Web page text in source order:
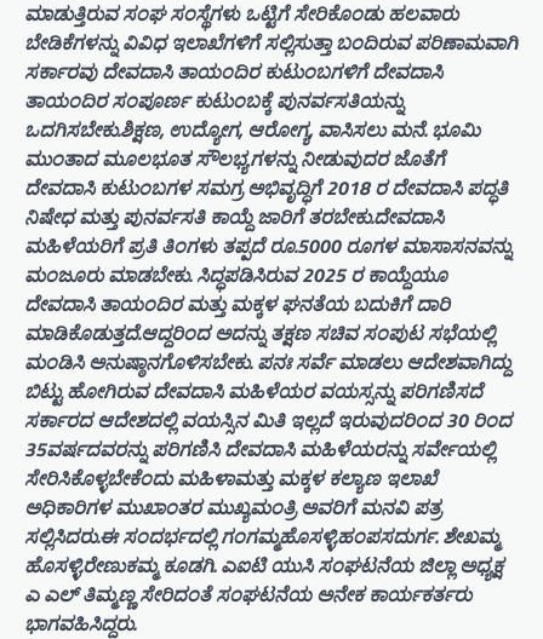
ಮಾಡುತ್ತಿರುವ ಸಂಘ ಸಂಸ್ಥೆಗಳು ಒಟ್ಟಿಗೆ ಸೇರಿಕೊಂಡು ಹಲವಾರು
ಬೇಡಿಕೆಗಳನ್ನು ವಿವಿಧ ಇಲಾಖೆಗಳಿಗೆ ಸಲ್ಲಿಸುತ್ತಾ ಬಂದಿರುವ ಪರಿಣಾಮವಾಗಿ
ಸರ್ಕಾರವು ದೇವದಾಸಿ ತಾಯಂದಿರ ಕುಟುಂಬಗಳಿಗೆ ದೇವದಾಸಿ
ತಾಯಂದಿರ ಸಂಪೂರ್ಣ ಕುಟುಂಬಕ್ಕೆ ಪುನರ್ವಸತಿಯನ್ನು
ಒದಗಿಸಬೇಕು.ಶಿಕ್ಷಣ, ಉದ್ಯೋಗ, ಆರೋಗ್ಯ, ವಾಸಿಸಲು ಮನೆ. ಭೂಮಿ
ಮುಂತಾದ ಮೂಲಭೂತ ಸೌಲಭ್ಯಗಳನ್ನು ನೀಡುವುದರ ಜೊತೆಗೆ
ದೇವದಾಸಿ ಕುಟುಂಬಗಳ ಸಮಗ್ರ ಅಭಿವೃದ್ಧಿಗೆ 2018 ರ ದೇವದಾಸಿ ಪದ್ಧತಿ
ನಿಷೇಧ ಮತ್ತು ಪುನರ್ವಸತಿ ಕಾಯ್ದೆ ಜಾರಿಗೆ ತರಬೇಕು.ದೇವದಾಸಿ
ಮಹಿಳೆಯರಿಗೆ ಪ್ರತಿ ತಿಂಗಳು ತಪ್ಪದೆ ರೂ.5000 ರೂಗಳ ಮಾಸಾಸನವನ್ನು
ಮಂಜೂರು ಮಾಡಬೇಕು. ಸಿದ್ಧಪಡಿಸಿರುವ 2025 ರ ಕಾಯ್ದೆಯೂ
ದೇವದಾಸಿ ತಾಯಂದಿರ ಮತ್ತು ಮಕ್ಕಳ ಘನತೆಯ ಬದುಕಿಗೆ ದಾರಿ
ಮಾಡಿಕೊಡುತ್ತದೆ.ಆದ್ದರಿಂದ ಅದನ್ನು ತಕ್ಷಣ ಸಚಿವ ಸಂಪುಟ ಸಭೆಯಲ್ಲಿ
ಮಂಡಿಸಿ ಅನುಷ್ಠಾನಗೊಳಿಸಬೇಕು. ಪನಃ ಸರ್ವೆ ಮಾಡಲು ಆದೇಶವಾಗಿದ್ದು
ಬಿಟ್ಟು ಹೋಗಿರುವ ದೇವದಾಸಿ ಮಹಿಳೆಯರ ವಯಸ್ಸನ್ನು ಪರಿಗಣಿಸದೆ
ಸರ್ಕಾರದ ಆದೇಶದಲ್ಲಿ ವಯಸ್ಸಿನ ಮಿತಿ ಇಲ್ಲದೆ ಇರುವುದರಿಂದ 30 ರಿಂದ
35ವರ್ಷದವರನ್ನು ಪರಿಗಣಿಸಿ ದೇವದಾಸಿ ಮಹಿಳೆಯರನ್ನು ಸರ್ವೇಯಲ್ಲಿ
ಸೇರಿಸಿಕೊಳ್ಳಬೇಕೆಂದು ಮಹಿಳಾಮತ್ತು ಮಕ್ಕಳ ಕಲ್ಯಾಣ ಇಲಾಖೆ
ಅಧಿಕಾರಿಗಳ ಮುಖಾಂತರ ಮುಖ್ಯಮಂತ್ರಿ ಅವರಿಗೆ ಮನವಿ ಪತ್ರ
ಸಲ್ಲಿಸಿದರು.ಈ ಸಂದರ್ಭದಲ್ಲಿ ಗಂಗಮ್ಮಹೊಸಳ್ಳಿ.ಹಂಪಸದುರ್ಗ. ಶೇಖಮ್ಮ
ಹೊಸಳ್ಳಿ.ರೇಣುಕಮ್ಮ ಕೂಡಗಿ. ಎಐಟಿ ಯುಸಿ ಸಂಘಟನೆಯ ಜಿಲ್ಲಾ ಅಧ್ಯಕ್ಷ
ಎ ಎಲ್ ತಿಮ್ಮಣ್ಣ ಸೇರಿದಂತೆ ಸಂಘಟನೆಯ ಅನೇಕ ಕಾರ್ಯಕರ್ತರು
ಭಾಗವಹಿಸಿದ್ದರು.